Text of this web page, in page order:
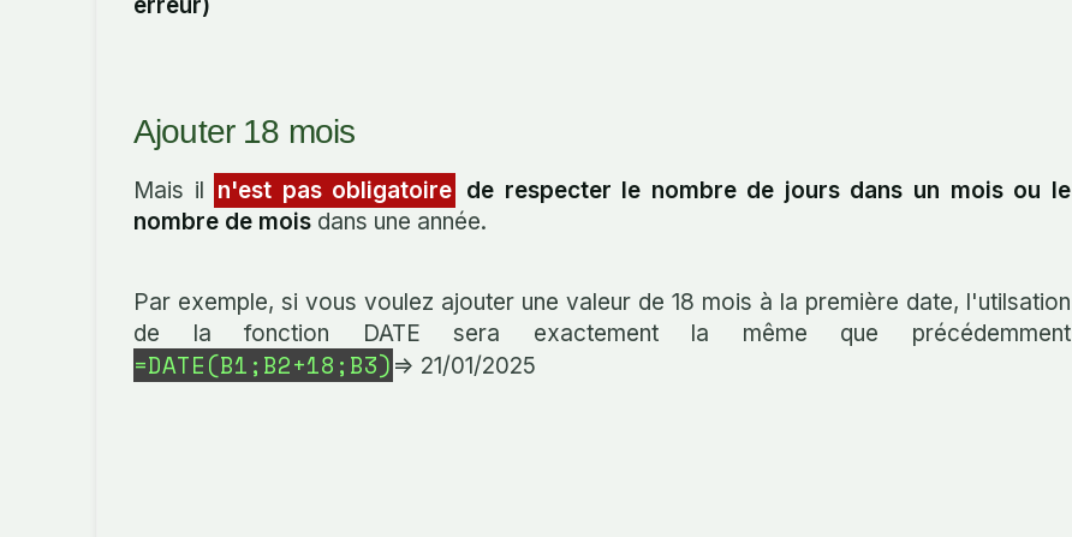
Ajouter 18 mois
Mais il n'est pas obligatoire de respecter le nombre de jours dans un mois ou le
nombre de mois dans une année.
Par exemple, si vous voulez ajouter une valeur de 18 mois à la première date, l'utilsation
de la fonction DATE sera exactement la même que précédemment
=DATE(B1;B2+18;B3) => 21/01/2025